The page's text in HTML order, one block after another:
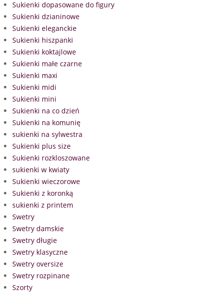
Sukienki dopasowane do figury
Sukienki dzianinowe
Sukienki eleganckie
Sukienki hiszpanki
Sukienki koktajlowe
Sukienki małe czarne
Sukienki maxi
Sukienki midi
Sukienki mini
Sukienki na co dzień
Sukienki na komunię
sukienki na sylwestra
Sukienki plus size
Sukienki rozkloszowane
sukienki w kwiaty
Sukienki wieczorowe
Sukienki z koronką
sukienki z printem
Swetry
Swetry damskie
Swetry długie
Swetry klasyczne
Swetry oversize
Swetry rozpinane
Szorty